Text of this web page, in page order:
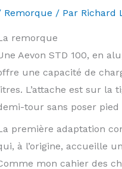
Remorque / Par Richard
remorque
Aevon STD 100, en
une capacité de
L’attache est sur la
tour sans poser pied
première adaptation
à l’origine, accueille
mon cahier des